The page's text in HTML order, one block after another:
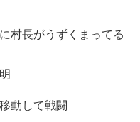
村長がうずくまってる
動して戦闘